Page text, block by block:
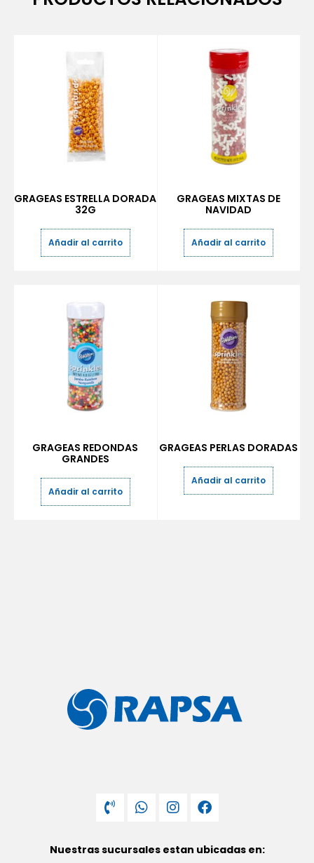
GRAGEAS ESTRELLA DORADA
32G
Añadir al carrito
GRAGEAS MIXTAS DE
NAVIDAD
Añadir al carrito
GRAGEAS REDONDAS
GRANDES
Añadir al carrito
GRAGEAS PERLAS DORADAS
Añadir al carrito
Nuestras sucursales estan ubicadas en: